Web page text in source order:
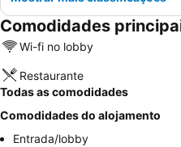
Comodidades
Wi-fi no lobby
Restaurante
Todas as comodidades
Comodidades do alojamento
Entrada/lobby